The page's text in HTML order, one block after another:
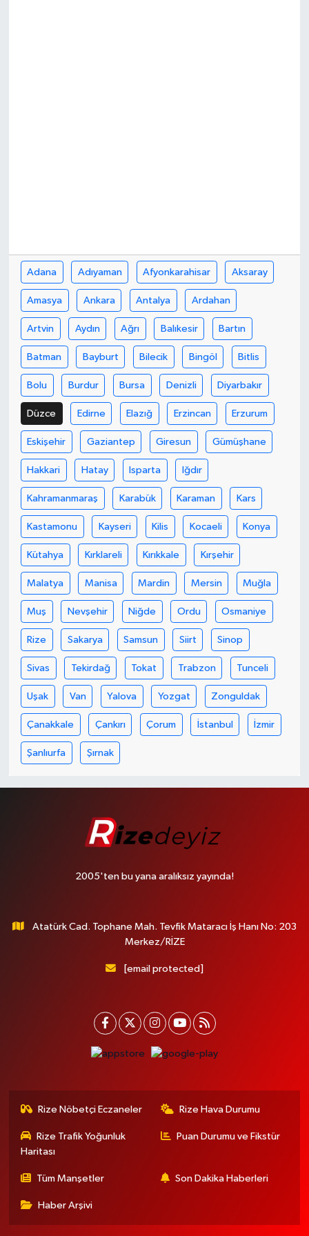
Adana Adıyaman Afyonkarahisar Aksaray
Amasya Ankara Antalya Ardahan
Artvin Aydın Ağrı Balıkesir Bartın
Batman Bayburt Bilecik Bingöl Bitlis
Bolu Burdur Bursa Denizli Diyarbakır
Düzce Edirne Elazığ Erzincan Erzurum
Eskişehir Gaziantep Giresun Gümüşhane
Hakkari Hatay Isparta Iğdır
Kahramanmaraş Karabük Karaman Kars
Kastamonu Kayseri Kilis Kocaeli Konya
Kütahya Kırklareli Kırıkkale Kırşehir
Malatya Manisa Mardin Mersin Muğla
Muş Nevşehir Niğde Ordu Osmaniye
Rize Sakarya Samsun Siirt Sinop
Sivas Tekirdağ Tokat Trabzon Tunceli
Uşak Van Yalova Yozgat Zonguldak
Çanakkale Çankırı Çorum İstanbul İzmir
Şanlıurfa Şırnak
2005'ten bu yana aralıksız yayında!
Atatürk Cad. Tophane Mah. Tevfik Mataracı İş Hanı No: 203
Merkez/RİZE
[email protected]
Rize Nöbetçi Eczaneler Rize Hava Durumu
Rize Trafik Yoğunluk
Haritası
Puan Durumu ve Fikstür
Tüm Manşetler Son Dakika Haberleri
Haber Arşivi